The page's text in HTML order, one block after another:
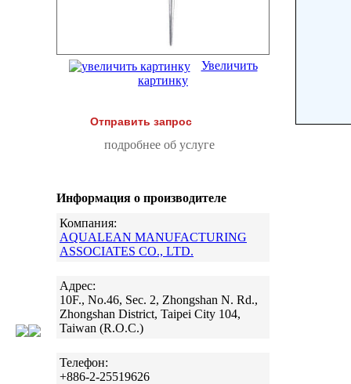
Увеличить
картинку
Отправить запрос
подробнее об услуге
Информация о производителе
Компания:
AQUALEAN MANUFACTURING
ASSOCIATES CO., LTD.
Адрес:
10F., No.46, Sec. 2, Zhongshan N. Rd.,
Zhongshan District, Taipei City 104,
Taiwan (R.O.C.)
Телефон:
+886-2-25519626